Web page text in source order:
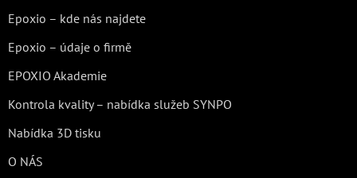
Epoxio – kde nás najdete
Epoxio – údaje o firmě
EPOXIO Akademie
Kontrola kvality – nabídka služeb SYNPO
Nabídka 3D tisku
O NÁS